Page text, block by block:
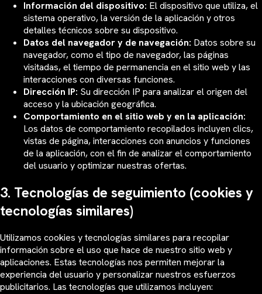
Información del dispositivo: El dispositivo que utiliza, el
sistema operativo, la versión de la aplicación y otros
detalles técnicos sobre su dispositivo.
Datos del navegador y de navegación: Datos sobre su
navegador, como el tipo de navegador, las páginas
visitadas, el tiempo de permanencia en el sitio web y las
interacciones con diversas funciones.
Dirección IP: Su dirección IP para analizar el origen del
acceso y la ubicación geográfica.
Comportamiento en el sitio web y en la aplicación:
Los datos de comportamiento recopilados incluyen clics,
vistas de página, interacciones con anuncios y funciones
de la aplicación, con el fin de analizar el comportamiento
del usuario y optimizar nuestras ofertas.
3. Tecnologías de seguimiento (cookies y
tecnologías similares)
Utilizamos cookies y tecnologías similares para recopilar
información sobre el uso que hace de nuestro sitio web y
aplicaciones. Estas tecnologías nos permiten mejorar la
experiencia del usuario y personalizar nuestros esfuerzos
publicitarios. Las tecnologías que utilizamos incluyen: